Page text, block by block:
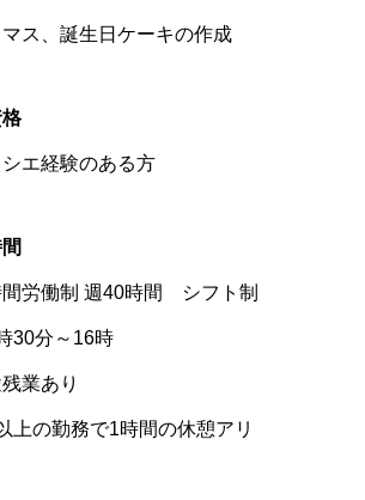
マス、誕生日ケーキの作成
エ経験のある方
労働制 週40時間 シフト制
30分～16時
業あり
上の勤務で1時間の休憩アリ